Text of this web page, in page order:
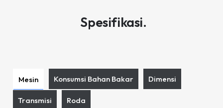
Spesifikasi.
Mesin Konsumsi Bahan Bakar Dimensi
Transmisi Roda